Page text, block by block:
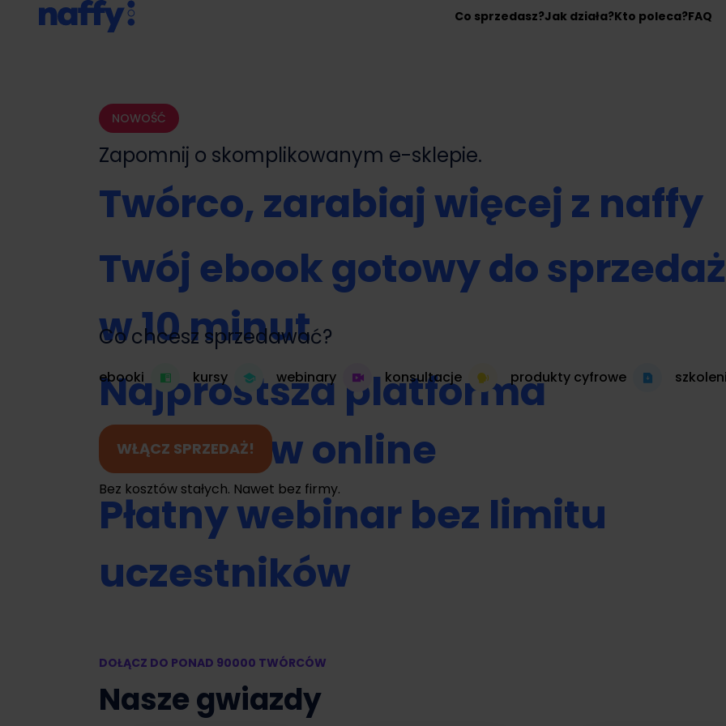
Co sprzedasz?Jak działa?Kto poleca?FAQ
NOWOŚĆ
Zapomnij o skomplikowanym e-sklepie.
Twórco, zarabiaj więcej z naffy
Twój ebook gotowy do
w 10 minut
Najprostsza platforma
do kursów online
Płatny webinar bez limitu
uczestników
Zamień swój produkt cyfrowy
Co chcesz sprzedawać?
ebooki kursy webinary konsultacje produkty cyfrowe
WŁĄCZ SPRZEDAŻ!
Bez kosztów stałych. Nawet bez firmy.
DOŁĄCZ DO PONAD 90000 TWÓRCÓW
Nasze gwiazdy